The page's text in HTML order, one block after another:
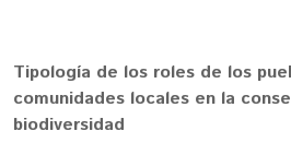
Tipología de los roles de los
comunidades locales en la
biodiversidad